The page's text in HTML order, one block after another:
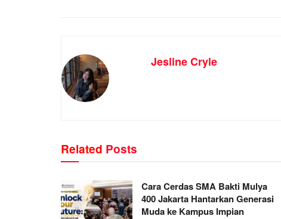
Jesline Cryle
Related Posts
Cara Cerdas SMA Bakti Mulya
400 Jakarta Hantarkan Generasi
Muda ke Kampus Impian